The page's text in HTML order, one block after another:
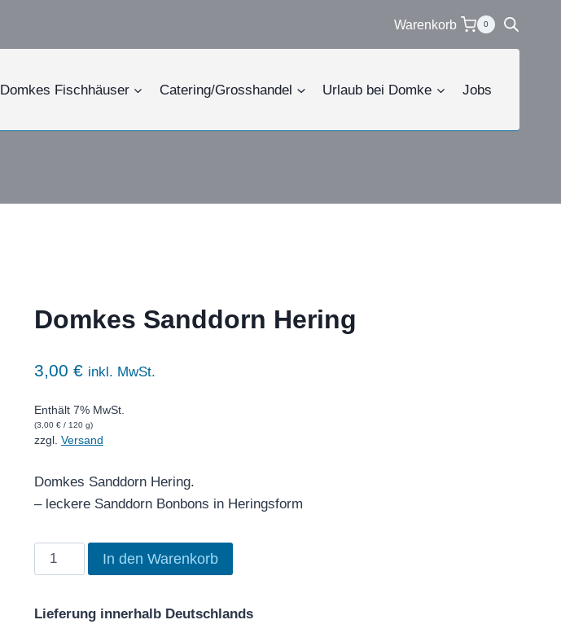
Warenkorb 0
Domkes Fischhäuser Catering/Grosshandel Urlaub bei Domke Jobs
Domkes Sanddorn Hering
3,00 € inkl. MwSt.
Enthält 7% MwSt.
(3,00 €/ 120 g)
zzgl. Versand
Domkes Sanddorn Hering.
– leckere Sanddorn Bonbons in Heringsform
Domkes
Sanddorn
Menge
In den Warenkorb
Lieferung innerhalb Deutschlands